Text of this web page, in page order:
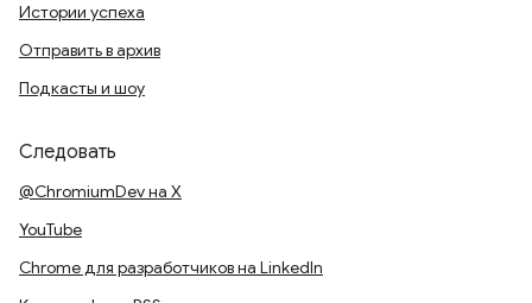
Истории успеха
Отправить в архив
Подкасты и шоу
Следовать
@ChromiumDev на X
YouTube
Chrome для разработчиков на LinkedIn